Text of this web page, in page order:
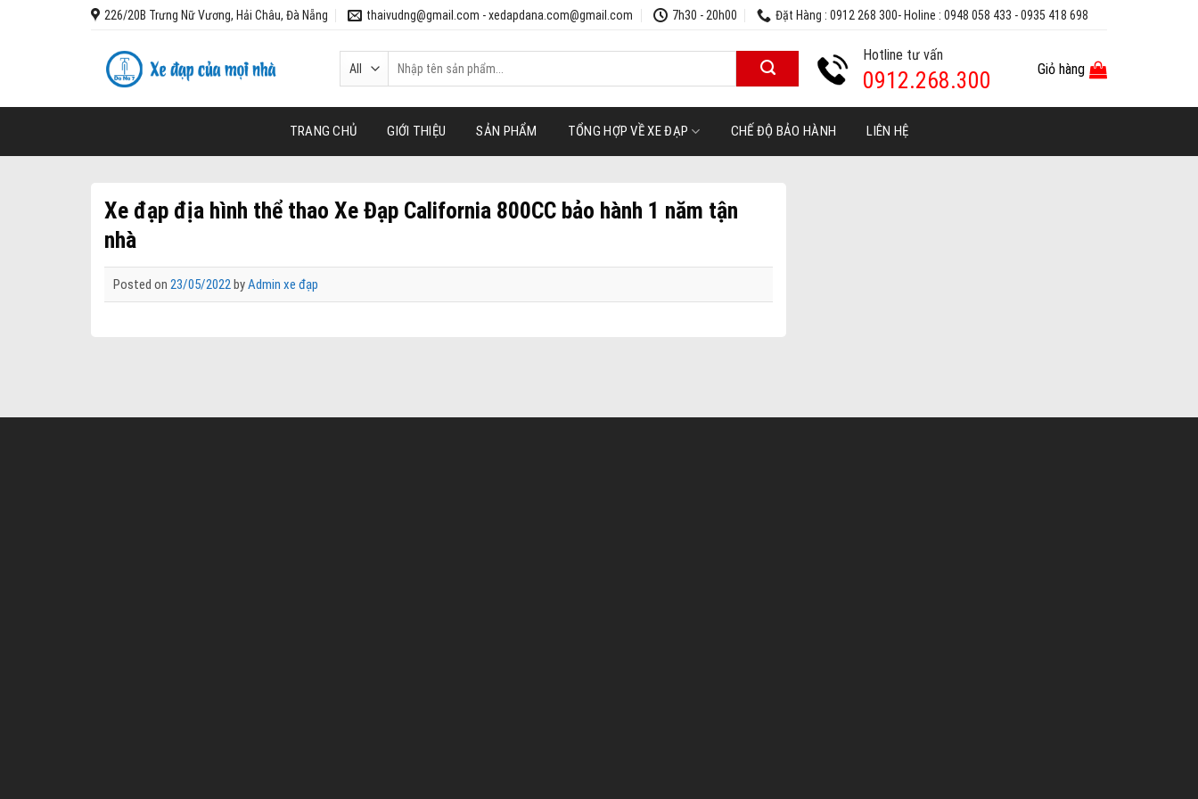
226/20B Trưng Nữ Vương, Hải Châu, Đà Nẵng thaivudng@gmail.com - xedapdana.com@gmail.com 7h30 - 20h00 Đặt Hàng : 0912 268 300- Holine : 0948 058 433 - 0935 418 698
Tìm
kiếm:
Hotline tư vấn
0912.268.300 Giỏ hàng
TRANG CHỦ GIỚI THIỆU SẢN PHẨM TỔNG HỢP VỀ XE ĐẠP CHẾ ĐỘ BẢO HÀNH LIÊN HỆ
Xe đạp địa hình thể thao Xe Đạp California 800CC bảo hành 1 năm tận
nhà
Posted on 23/05/2022byAdmin xe đạp